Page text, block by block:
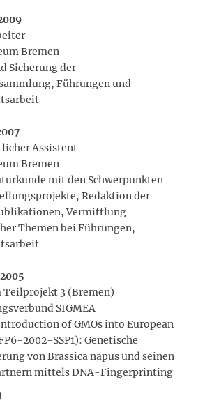
Bremen
Sicherung der
Führungen und
Assistent
Bremen
mit den Schwerpunkten
Redaktion der
Vermittlung
Themen bei Führungen,
3 (Bremen)
SIGMEA
of GMOs into European
2002-SSP1): Genetische
von Brassica napus und seinen
mittels DNA-Fingerprinting